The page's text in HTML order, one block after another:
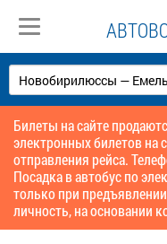
Билеты на сайте
электронных билетов на
отправления рейса.
Посадка в автобус по
только при
личность, на основании